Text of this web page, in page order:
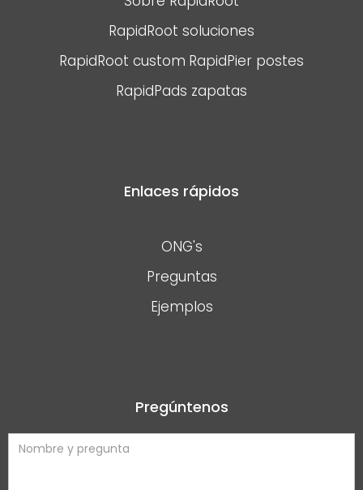
RapidRoot soluciones
RapidRoot custom RapidPier postes
RapidPads zapatas
Enlaces rápidos
ONG's
Preguntas
Ejemplos
Pregúntenos